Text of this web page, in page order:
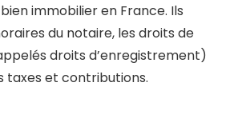
bien immobilier en France. Ils
du notaire, les droits de
droits d’enregistrement)
taxes et contributions.